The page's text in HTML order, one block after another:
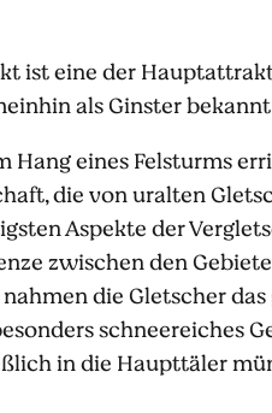
ist eine der
als Ginster
Hang eines Felsturms
die von uralten
Aspekte der
zwischen den
die Gletscher
schneereiches
in die Haupttäler